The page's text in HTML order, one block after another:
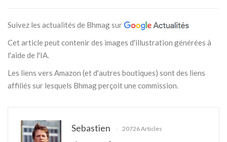
Suivez les actualités de Bhmag sur
Cet article peut contenir des images d'illustration générées à
l'aide de l'IA.
Les liens vers Amazon (et d'autres boutiques) sont des liens
affiliés sur lesquels Bhmag perçoit une commission.
Sebastien 20726 Articles